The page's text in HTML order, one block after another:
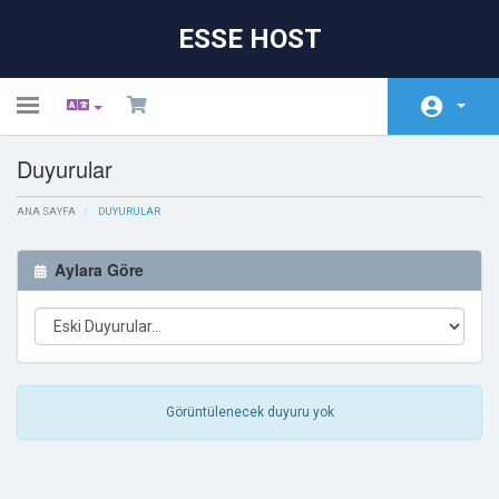
ESSE HOST
Toggle
Ana Sayfa
Eğitim Kataloğu
Sunucu/Ağ Durumu
İletişim
Duyurular
ANA SAYFA DUYURULAR
Aylara Göre
Görüntülenecek duyuru yok